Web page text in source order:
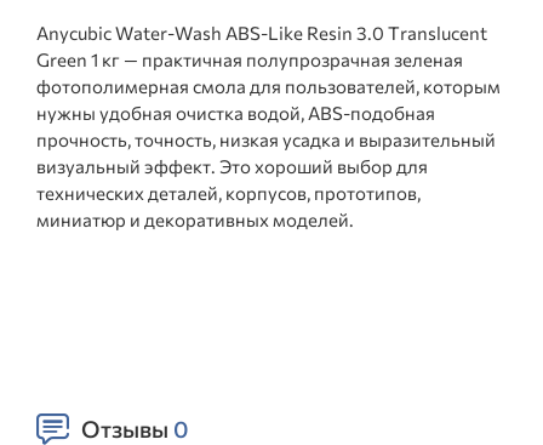
Anycubic Water-Wash ABS-Like Resin 3.0 Translucent
Green 1 кг — практичная полупрозрачная зеленая
фотополимерная смола для пользователей, которым
нужны удобная очистка водой, ABS-подобная
прочность, точность, низкая усадка и выразительный
визуальный эффект. Это хороший выбор для
технических деталей, корпусов, прототипов,
миниатюр и декоративных моделей.
Отзывы 0